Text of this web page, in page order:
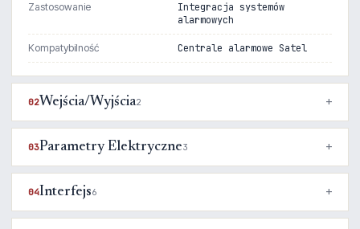
Zastosowanie
Integracja systemów
alarmowych
Kompatybilność Centrale alarmowe Satel
02Wejścia/Wyjścia2
03Parametry Elektryczne3
04Interfejs6